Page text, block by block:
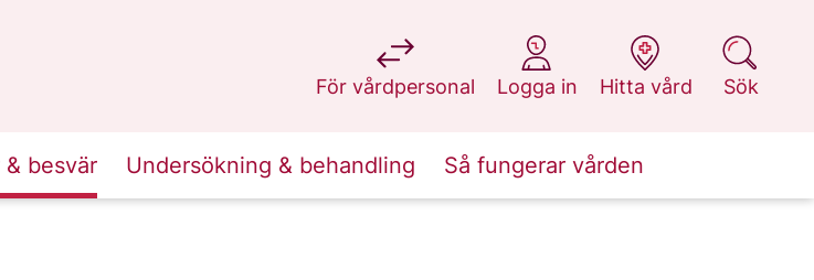
För vårdpersonal
på 1177.se
Logga in
på 1177.se
Hitta vård
på 1177.se
Sök
på 1177.se
& besvär Undersökning & behandling Så fungerar vården